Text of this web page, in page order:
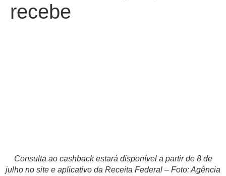
recebe
Consulta ao cashback estará disponível a partir de 8 de
julho no site e aplicativo da Receita Federal – Foto: Agência